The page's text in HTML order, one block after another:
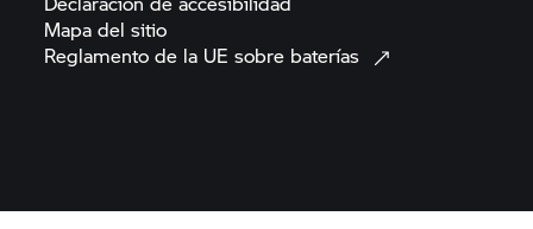
Mapa del sitio
Reglamento de la UE sobre baterías